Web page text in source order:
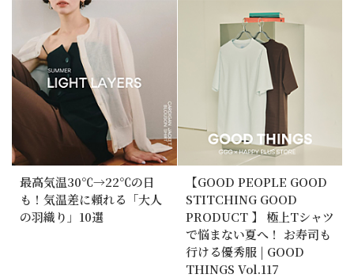
最高気温30℃→22℃の日
も！気温差に頼れる「大人
の羽織り」10選
【GOOD PEOPLE GOOD
STITCHING GOOD
PRODUCT 】 極上Tシャツ
で悩まない夏へ！ お寿司も
行ける優秀服 | GOOD
THINGS Vol.117